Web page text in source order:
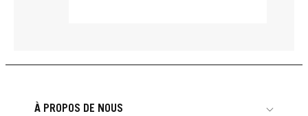
À PROPOS DE NOUS